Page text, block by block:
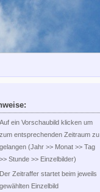
Auf ein Vorschaubild klicken um
zum entsprechenden Zeitraum zu
gelangen (Jahr >> Monat >> Tag
>> Stunde >> Einzelbilder)
Der Zeitraffer startet beim jeweils
gewählten Einzelbild